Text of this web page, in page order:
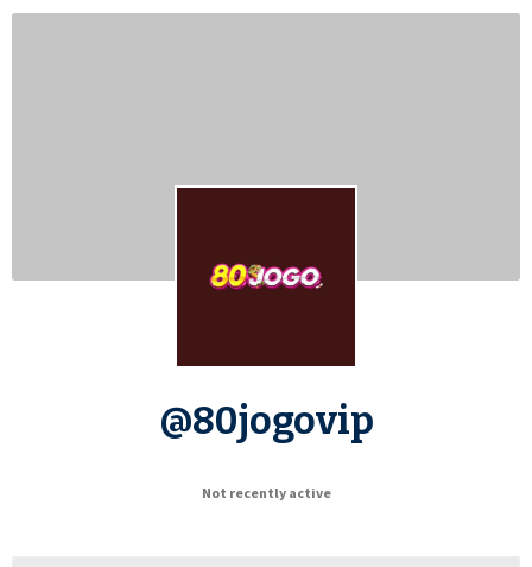
@80jogovip
Not recently active